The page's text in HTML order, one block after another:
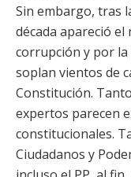
Sin embargo, tras
década apareció
corrupción y por la
soplan vientos de
Constitución.
expertos parecen
constitucionales.
Ciudadanos y